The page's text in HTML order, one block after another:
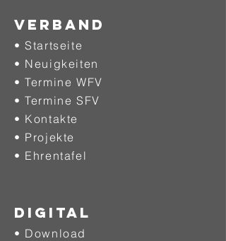
Verband
• Startseite
• Neuigkeiten
• Termine WFV
• Termine SFV
• Kontakte
• Projekte
• Ehrentafel
DIGITAL
• Download